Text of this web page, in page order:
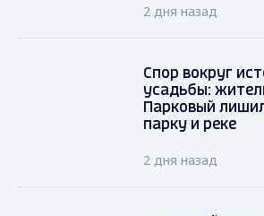
2 дня назад
Спор вокруг
усадьбы:
Парковый
парку и реке
2 дня назад